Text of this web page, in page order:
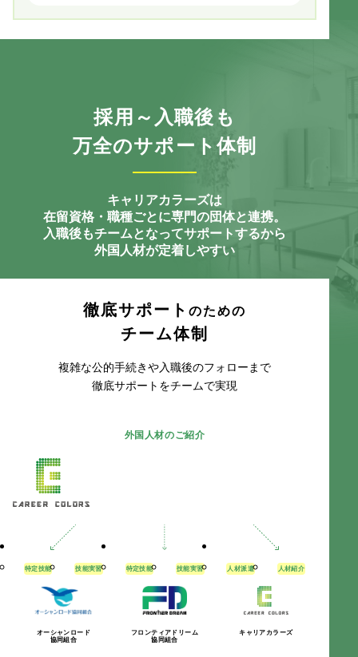
採用～入職後も
万全のサポート体制
キャリアカラーズは
在留資格・職種ごとに専門の団体と連携。
入職後もチームとなってサポートするから
外国人材が定着しやすい
徹底サポートのための
チーム体制
複雑な公的手続きや入職後のフォローまで
徹底サポートをチームで実現
外国人材のご紹介
特定技能 技能実習
オーシャンロード
協同組合
特定技能 技能実習
フロンティアドリーム
協同組合
人材派遣 人材紹介
キャリアカラーズ